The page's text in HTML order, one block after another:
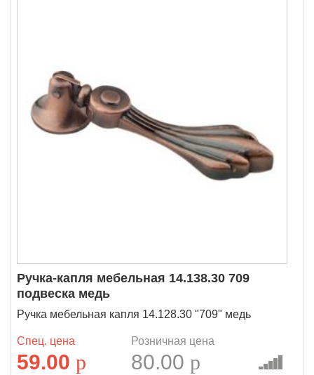
Ручка-капля мебельная 14.138.30 709
подвеска медь
Ручка мебельная капля 14.128.30 "709" медь
Спец. цена
59.00 p
Розничная цена
80.00 p